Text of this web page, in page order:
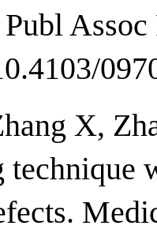
X,
technique